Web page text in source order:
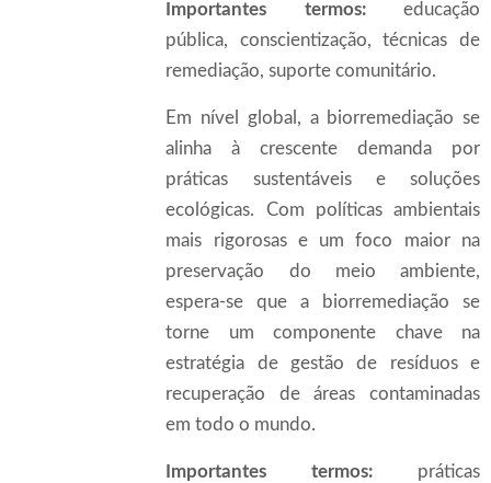
Importantes termos:educação
pública, conscientização, técnicas de
remediação, suporte comunitário.
Em nível global, a biorremediação se
alinha à crescente demanda por
práticas sustentáveis e soluções
ecológicas. Com políticas ambientais
mais rigorosas e um foco maior na
preservação do meio ambiente,
espera-se que a biorremediação se
torne um componente chave na
estratégia de gestão de resíduos e
recuperação de áreas contaminadas
em todo o mundo.
Importantes termos: práticas